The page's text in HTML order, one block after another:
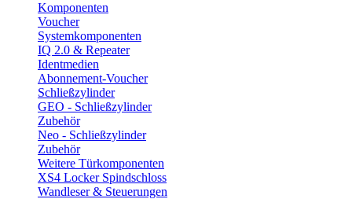
Komponenten
Voucher
Systemkomponenten
IQ 2.0 & Repeater
Identmedien
Abonnement-Voucher
Schließzylinder
GEO - Schließzylinder
Zubehör
Neo - Schließzylinder
Zubehör
Weitere Türkomponenten
XS4 Locker Spindschloss
Wandleser & Steuerungen